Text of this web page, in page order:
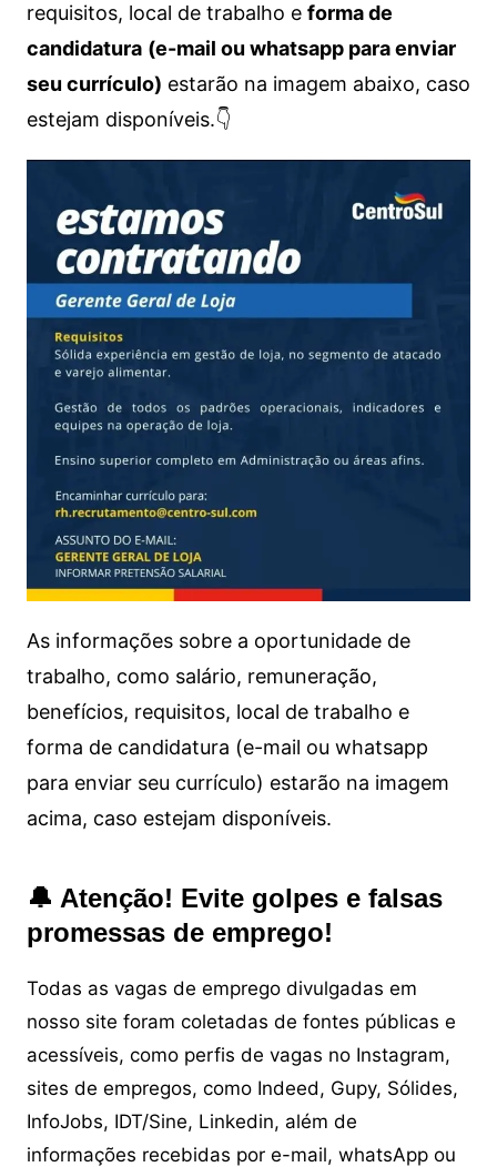
requisitos, local de trabalho e forma de
candidatura (e-mail ou whatsapp para enviar
seu currículo) estarão na imagem abaixo, caso
estejam disponíveis.👇
As informações sobre a oportunidade de
trabalho, como salário, remuneração,
benefícios, requisitos, local de trabalho e
forma de candidatura (e-mail ou whatsapp
para enviar seu currículo) estarão na imagem
acima, caso estejam disponíveis.
🔔 Atenção! Evite golpes e falsas
promessas de emprego!
Todas as vagas de emprego divulgadas em
nosso site foram coletadas de fontes públicas e
acessíveis, como perfis de vagas no Instagram,
sites de empregos, como Indeed, Gupy, Sólides,
InfoJobs, IDT/Sine, Linkedin, além de
informações recebidas por e-mail, whatsApp ou